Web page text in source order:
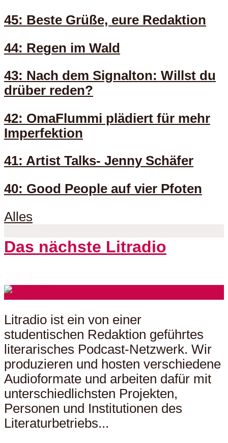
45: Beste Grüße, eure Redaktion
44: Regen im Wald
43: Nach dem Signalton: Willst du
drüber reden?
42: OmaFlummi plädiert für mehr
Imperfektion
41: Artist Talks- Jenny Schäfer
40: Good People auf vier Pfoten
Alles
Das nächste Litradio
Litradio ist ein von einer
studentischen Redaktion geführtes
literarisches Podcast-Netzwerk. Wir
produzieren und hosten verschiedene
Audioformate und arbeiten dafür mit
unterschiedlichsten Projekten,
Personen und Institutionen des
Literaturbetriebs...